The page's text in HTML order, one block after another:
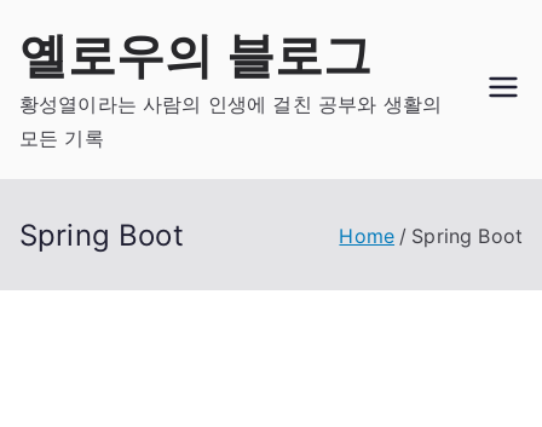
content
옐로우의 블로그
황성열이라는 사람의 인생에 걸친 공부와 생활의
모든 기록
Spring Boot Home Spring Boot